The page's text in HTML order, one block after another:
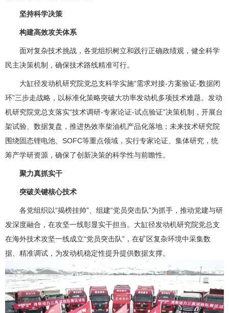
坚持科学决策
构建高效攻关体系
面对复杂技术挑战，各党组织树立和践行正确政绩观，健全科学
民主决策机制，确保技术路线精准可行。
大缸径发动机研究院党总支科学实施“需求对接-方案验证-数据闭
环”三步走战略，以标准化策略突破大功率发动机多项技术难题。发动
机研究院党总支落实“技术调研-专家论证-试点验证”决策机制，开展台
架试验、数据复盘，推进热效率柴油机产品化落地；未来技术研究院
围绕固态锂电池、SOFC等重点领域，实行专家论证、集体研究，统
筹产学研资源，确保了创新决策的科学性与前瞻性。
聚力真抓实干
突破关键核心技术
各党组织以“揭榜挂帅”、组建“党员突击队”为抓手，推动党建与研
发深度融合，在攻坚一线彰显实干担当。大缸径发动机研究院党总支
在海外技术攻坚一线成立“党员突击队”，在矿区复杂环境中采集数
据、精准调试，为发动机稳定性提升提供数据支撑。